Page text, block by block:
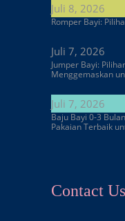
Juli 8, 2026
Romper Bayi:
Juli 7, 2026
Jumper Bayi:
Menggemaskan
Juli 7, 2026
Baju Bayi 0-3
Pakaian Terbaik
Contact Us